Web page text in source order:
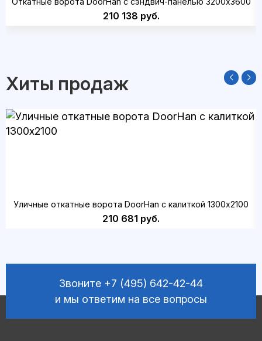
210 138 руб.
Хиты продаж
Уличные откатные ворота DoorHan с калиткой 1300х2100
210 681 руб.
Звоните +7 (495) 642-42-44
и мы ответим на все вопросы